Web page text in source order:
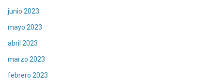
junio 2023
mayo 2023
abril 2023
marzo 2023
febrero 2023